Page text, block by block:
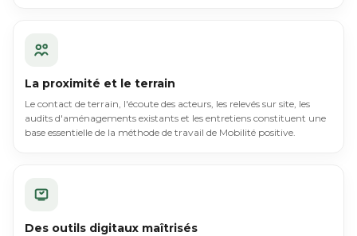
La proximité et le terrain
Le contact de terrain, l'écoute des acteurs, les relevés sur site, les
audits d'aménagements existants et les entretiens constituent une
base essentielle de la méthode de travail de Mobilité positive.
Des outils digitaux maîtrisés